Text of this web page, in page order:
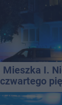
I.